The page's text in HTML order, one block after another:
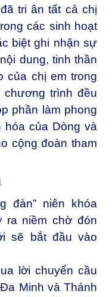
tri ân tất cả chị
các sinh hoạt
biệt ghi nhận sự
dung, tinh thần
của chị em trong
trình đều
phần làm phong
hóa của Dòng và
cộng đoàn tham
đàn” niên khóa
ra niềm chờ đón
sẽ bắt đầu vào
lời chuyển cầu
Minh và Thánh